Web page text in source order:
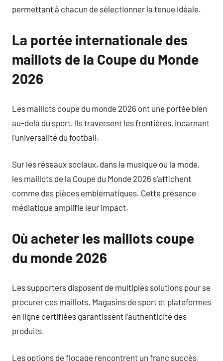
permettant à chacun de sélectionner la tenue idéale.
La portée internationale des
maillots de la Coupe du Monde
2026
Les maillots coupe du monde 2026 ont une portée bien
au-delà du sport. Ils traversent les frontières, incarnant
l’universalité du football.
Sur les réseaux sociaux, dans la musique ou la mode,
les maillots de la Coupe du Monde 2026 s’affichent
comme des pièces emblématiques. Cette présence
médiatique amplifie leur impact.
Où acheter les maillots coupe
du monde 2026
Les supporters disposent de multiples solutions pour se
procurer ces maillots. Magasins de sport et plateformes
en ligne certifiées garantissent l’authenticité des
produits.
Les options de flocage rencontrent un franc succès.